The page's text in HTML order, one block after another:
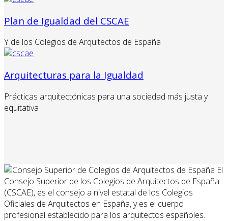
Plan de Igualdad del CSCAE
Y de los Colegios de Arquitectos de España
Arquitecturas para la Igualdad
Prácticas arquitectónicas para una sociedad más justa y
equitativa
El
Consejo Superior de los Colegios de Arquitectos de España
(CSCAE), es el consejo a nivel estatal de los Colegios
Oficiales de Arquitectos en España, y es el cuerpo
profesional establecido para los arquitectos españoles.